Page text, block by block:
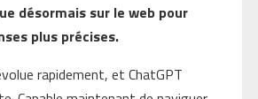
désormais sur le web pour
plus précises.
rapidement, et ChatGPT